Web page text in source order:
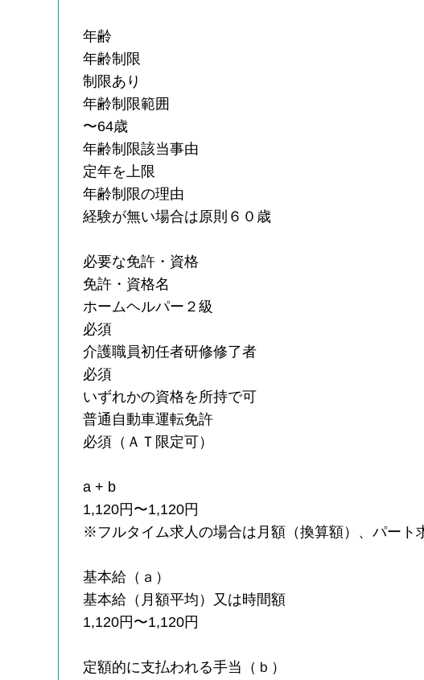
年齢
年齢制限
制限あり
年齢制限範囲
〜64歳
年齢制限該当事由
定年を上限
年齢制限の理由
経験が無い場合は原則６０歳
必要な免許・資格
免許・資格名
ホームヘルパー２級
必須
介護職員初任者研修修了者
必須
いずれかの資格を所持で可
普通自動車運転免許
必須（ＡＴ限定可）
a + b
1,120円〜1,120円
※フルタイム求人の場合は月額（換算額）、パート
基本給（ａ）
基本給（月額平均）又は時間額
1,120円〜1,120円
定額的に支払われる手当（ｂ）